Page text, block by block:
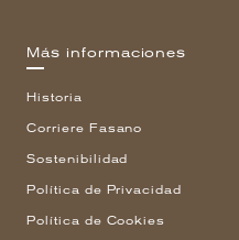
Más informaciones
Historia
Corriere Fasano
Sostenibilidad
Política de Privacidad
Política de Cookies